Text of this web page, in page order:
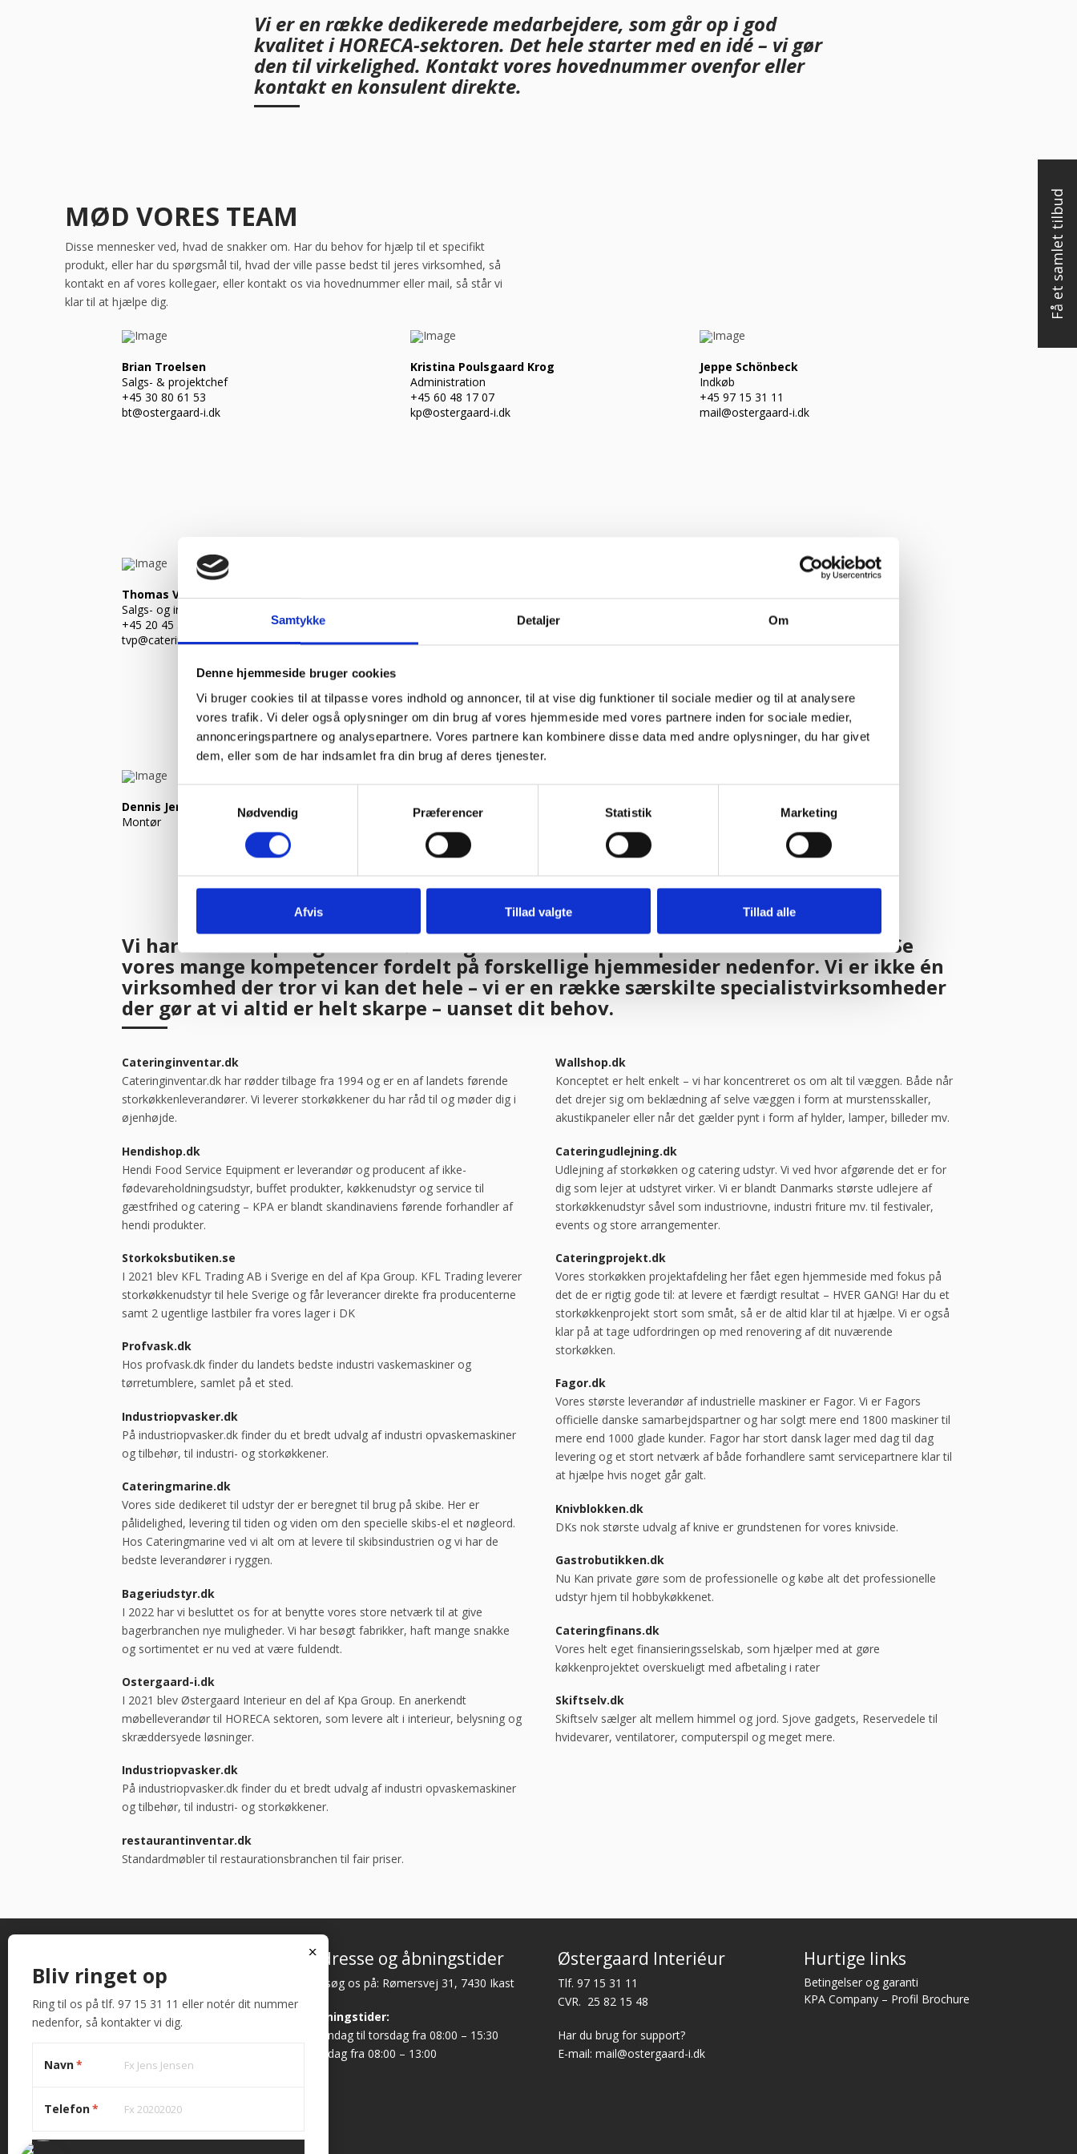
Samtykke Detaljer Om
Denne hjemmeside bruger cookies
Vi bruger cookies til at tilpasse vores indhold og annoncer, til at vise dig funktioner til sociale medier og til at analysere
vores trafik. Vi deler også oplysninger om din brug af vores hjemmeside med vores partnere inden for sociale medier,
annonceringspartnere og analysepartnere. Vores partnere kan kombinere disse data med andre oplysninger, du har givet
dem, eller som de har indsamlet fra din brug af deres tjenester.
Nødvendig
Præferencer Statistik Marketing
Afvis Tillad valgte Tillad alle
Vi er en række dedikerede medarbejdere, som går op i god
kvalitet i HORECA-sektoren. Det hele starter med en idé – vi gør
den til virkelighed. Kontakt vores hovednummer ovenfor eller
kontakt en konsulent direkte.
MØD VORES TEAM
Disse mennesker ved, hvad de snakker om. Har du behov for hjælp til et specifikt
produkt, eller har du spørgsmål til, hvad der ville passe bedst til jeres virksomhed, så
kontakt en af vores kollegaer, eller kontakt os via hovednummer eller mail, så står vi
klar til at hjælpe dig.
Brian Troelsen
Salgs- & projektchef
+45 30 80 61 53
bt@ostergaard-i.dk
Kristina Poulsgaard Krog
Administration
+45 60 48 17 07
kp@ostergaard-i.dk
Jeppe Schönbeck
Indkøb
+45 97 15 31 11
mail@ostergaard-i.dk
Thomas Vestergaard Pedersen
Salgs- og indretningskonsulent
+45 20 45 59 71
tvp@cateringinventar.dk
Julie Beck Jeppesen
julie@cateringinventar.dk
Jørgen Lynge Jensen
Dennis Jensen
Montør
Doris Jacobsen
Polsteri
Aranya Jensen
Vi har haft fart på og med 8 børsen gazeller er Kpa Group blevet en stor familie. Se
vores mange kompetencer fordelt på forskellige hjemmesider nedenfor. Vi er ikke én
virksomhed der tror vi kan det hele – vi er en række særskilte specialistvirksomheder
der gør at vi altid er helt skarpe – uanset dit behov.
Cateringinventar.dk
Cateringinventar.dk har rødder tilbage fra 1994 og er en af landets førende
storkøkkenleverandører. Vi leverer storkøkkener du har råd til og møder dig i
øjenhøjde.
Hendishop.dk
Hendi Food Service Equipment er leverandør og producent af ikke-
fødevareholdningsudstyr, buffet produkter, køkkenudstyr og service til
gæstfrihed og catering – KPA er blandt skandinaviens førende forhandler af
hendi produkter.
Storkoksbutiken.se
I 2021 blev KFL Trading AB i Sverige en del af Kpa Group. KFL Trading leverer
storkøkkenudstyr til hele Sverige og får leverancer direkte fra producenterne
samt 2 ugentlige lastbiler fra vores lager i DK
Profvask.dk
Hos profvask.dk finder du landets bedste industri vaskemaskiner og
tørretumblere, samlet på et sted.
Industriopvasker.dk
På industriopvasker.dk finder du et bredt udvalg af industri opvaskemaskiner
og tilbehør, til industri- og storkøkkener.
Cateringmarine.dk
Vores side dedikeret til udstyr der er beregnet til brug på skibe. Her er
pålidelighed, levering til tiden og viden om den specielle skibs-el et nøgleord.
Hos Cateringmarine ved vi alt om at levere til skibsindustrien og vi har de
bedste leverandører i ryggen.
Bageriudstyr.dk
I 2022 har vi besluttet os for at benytte vores store netværk til at give
bagerbranchen nye muligheder. Vi har besøgt fabrikker, haft mange snakke
og sortimentet er nu ved at være fuldendt.
Ostergaard-i.dk
I 2021 blev Østergaard Interieur en del af Kpa Group. En anerkendt
møbelleverandør til HORECA sektoren, som levere alt i interieur, belysning og
skræddersyede løsninger.
Industriopvasker.dk
På industriopvasker.dk finder du et bredt udvalg af industri opvaskemaskiner
og tilbehør, til industri- og storkøkkener.
restaurantinventar.dk
Standardmøbler til restaurationsbranchen til fair priser.
Wallshop.dk
Konceptet er helt enkelt – vi har koncentreret os om alt til væggen. Både når
det drejer sig om beklædning af selve væggen i form at murstensskaller,
akustikpaneler eller når det gælder pynt i form af hylder, lamper, billeder mv.
Cateringudlejning.dk
Udlejning af storkøkken og catering udstyr. Vi ved hvor afgørende det er for
dig som lejer at udstyret virker. Vi er blandt Danmarks største udlejere af
storkøkkenudstyr såvel som industriovne, industri friture mv. til festivaler,
events og store arrangementer.
Cateringprojekt.dk
Vores storkøkken projektafdeling her fået egen hjemmeside med fokus på
det de er rigtig gode til: at levere et færdigt resultat – HVER GANG! Har du et
storkøkkenprojekt stort som småt, så er de altid klar til at hjælpe. Vi er også
klar på at tage udfordringen op med renovering af dit nuværende
storkøkken.
Fagor.dk
Vores største leverandør af industrielle maskiner er Fagor. Vi er Fagors
officielle danske samarbejdspartner og har solgt mere end 1800 maskiner til
mere end 1000 glade kunder. Fagor har stort dansk lager med dag til dag
levering og et stort netværk af både forhandlere samt servicepartnere klar til
at hjælpe hvis noget går galt.
Knivblokken.dk
DKs nok største udvalg af knive er grundstenen for vores knivside.
Gastrobutikken.dk
Nu Kan private gøre som de professionelle og købe alt det professionelle
udstyr hjem til hobbykøkkenet.
Cateringfinans.dk
Vores helt eget finansieringsselskab, som hjælper med at gøre
køkkenprojektet overskueligt med afbetaling i rater
Skiftselv.dk
Skiftselv sælger alt mellem himmel og jord. Sjove gadgets, Reservedele til
hvidevarer, ventilatorer, computerspil og meget mere.
restaurant inventar
Vi er leveringsdygtige i alle former for
interiør – i hele landet. Vi er din
og inventar.
Alle priser på siden er ekskl. moms.
Adresse og åbningstider
Besøg os på: Rømersvej 31, 7430 Ikast
Åbningstider:
Mandag til torsdag fra 08:00 – 15:30
Fredag fra 08:00 – 13:00
Østergaard Interiéur
Tlf. 97 15 31 11
CVR. 25 82 15 48
Har du brug for support?
E-mail: mail@ostergaard-i.dk
Hurtige links
Betingelser og garanti
KPA Company – Profil Brochure
x
Bliv ringet op
Ring til os på tlf. 97 15 31 11 eller notér dit nummer
nedenfor, så kontakter vi dig.
Navn*
Telefon*
Få et samlet tilbud